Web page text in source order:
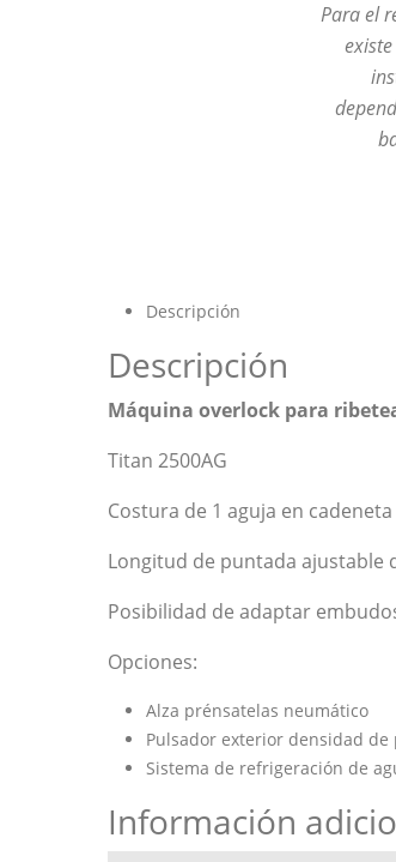
Para el
Descripción
Descripción
Máquina overlock para
Titan 2500AG
Costura de 1 aguja en cadeneta
Longitud de puntada ajustable
Posibilidad de adaptar
Opciones:
Alza prénsatelas neumático
Pulsador exterior densidad de
Sistema de refrigeración de
Información